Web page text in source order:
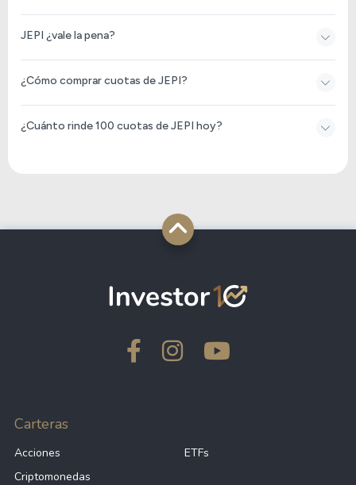
JEPI ¿vale la pena?
¿Cómo comprar cuotas de JEPI?
¿Cuánto rinde 100 cuotas de JEPI hoy?
Carteras
Acciones
ETFs
Criptomonedas